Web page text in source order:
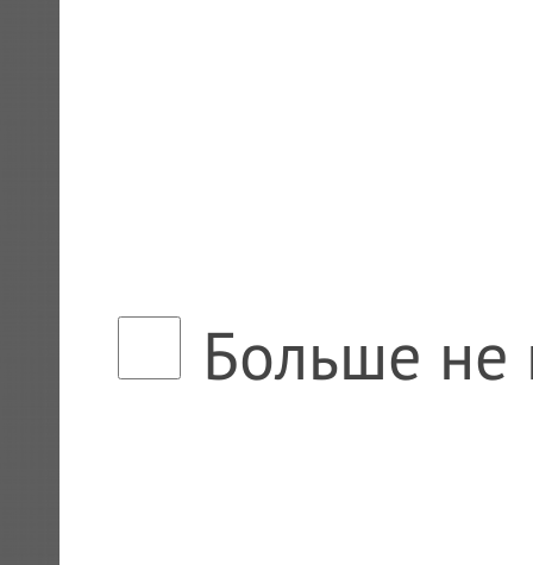
Больше не